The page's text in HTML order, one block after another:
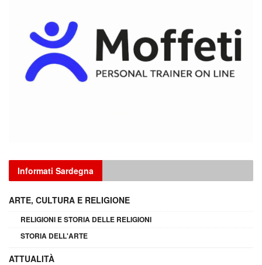
Informati Sardegna
ARTE, CULTURA E RELIGIONE
RELIGIONI E STORIA DELLE RELIGIONI
STORIA DELL'ARTE
ATTUALITÀ